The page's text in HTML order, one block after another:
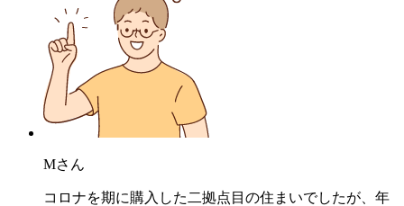
Mさん
コロナを期に購入した二拠点目の住まいでしたが、年